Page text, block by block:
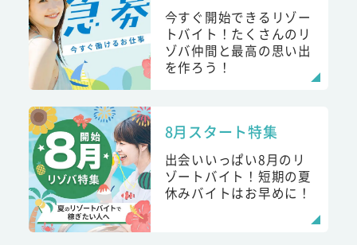
今すぐ開始できるリゾー
トバイト！たくさんのリ
ゾバ仲間と最高の思い出
を作ろう！
8月スタート特集
出会いいっぱい8月のリ
ゾートバイト！短期の夏
休みバイトはお早めに！